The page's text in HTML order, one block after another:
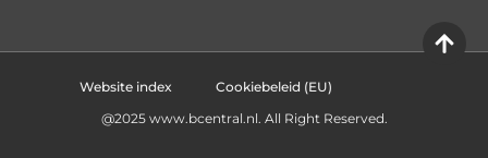
Website index
Cookiebeleid (EU)
@2025 www.bcentral.nl. All Right Reserved.